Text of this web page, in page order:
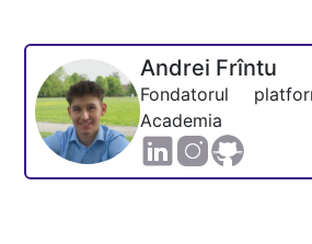
Andrei Frîntu
Fondatorul
Academia